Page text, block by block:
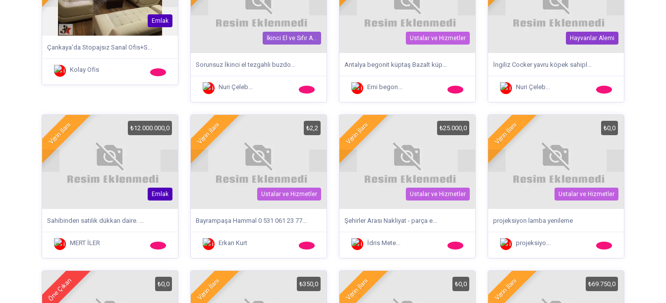
Emlak
Çankaya'da Stopajsız Sanal Ofis+S...
Kolay Ofis
İkinci El ve Sıfır A...
Sorunsuz İkinci el tezgahlı buzdo...
Nuri Çeleb...
Ustalar ve Hizmetler
Antalya begonit küptaş Bazalt küp...
Erni begon...
Hayvanlar Alemi
İngiliz Cocker yavru köpek sahipl...
Nuri Çeleb...
Vitrin İlanı
Emlak
₺12.000.000,0
Sahibinden satılık dükkan daire. ...
MERT İLER
Vitrin İlanı
Ustalar ve Hizmetler
₺2,2
Bayrampaşa Hammal 0 531 061 23 77...
Erkan Kurt
Vitrin İlanı
Ustalar ve Hizmetler
₺25.000,0
Şehirler Arası Nakliyat - parça e...
İdris Mete...
Vitrin İlanı
Ustalar ve Hizmetler
₺0,0
projeksiyon lamba yenileme
projeksiyo...
Öne Çıkan ₺0,0 Vitrin İlanı ₺350,0 Vitrin İlanı ₺0,0 Vitrin İlanı ₺69.750,0